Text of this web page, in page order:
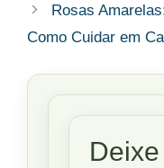
Rosas
Como Cuidar em